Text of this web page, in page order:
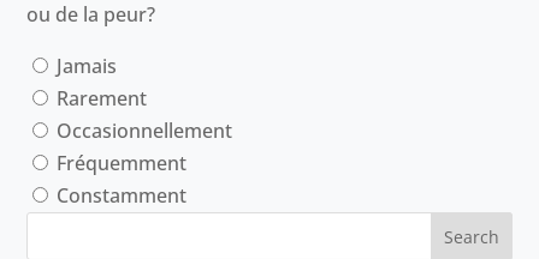
ou de la peur?
Jamais
Rarement
Occasionnellement
Fréquemment
Constamment